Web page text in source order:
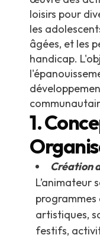
loisirs pour
les
âgées, et les
handicap.
1.
Création
L’animateur
artistiques,
festifs,